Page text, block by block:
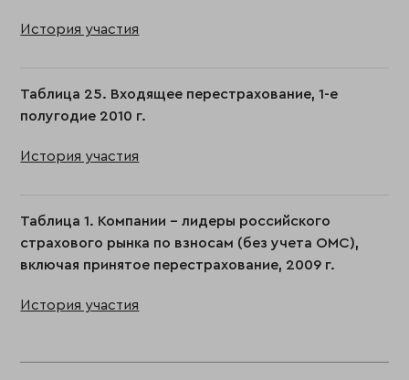
История участия
Таблица 25. Входящее перестрахование, 1-е
полугодие 2010 г.
История участия
Таблица 1. Компании - лидеры российского
страхового рынка по взносам (без учета ОМС),
включая принятое перестрахование, 2009 г.
История участия